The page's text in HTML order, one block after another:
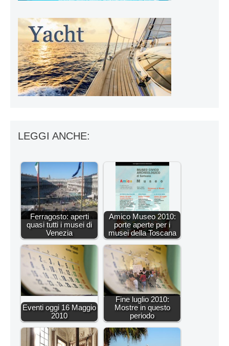
LEGGI ANCHE:
Ferragosto: aperti
quasi tutti i musei di
Venezia
Amico Museo 2010:
porte aperte per i
musei della Toscana
Eventi oggi 16 Maggio
2010
Fine luglio 2010:
Mostre in questo
periodo